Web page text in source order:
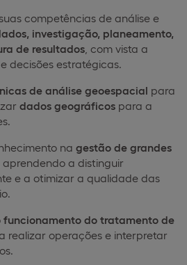
competências de análise e
investigação, planeamento,
de resultados , com vista a
decisões estratégicas.
de análise geoespacial para
dados geográficos para a
na gestão de grandes
, aprendendo a distinguir
e a otimizar a qualidade das
funcionamento do tratamento de
realizar operações e interpretar